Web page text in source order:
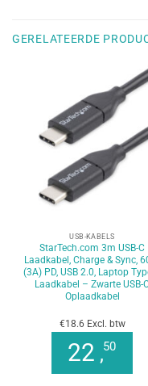
GERELATEERDE
USB-KABELS
StarTech.com 3m USB-C
Laadkabel, Charge & Sync,
(3A) PD, USB 2.0, Laptop
Laadkabel – Zwarte USB-
Oplaadkabel
€18.6 Excl. btw
22 ,50